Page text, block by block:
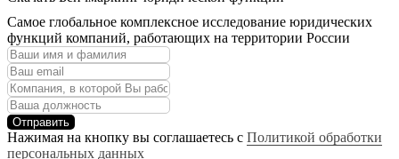
Самое глобальное комплексное исследование юридических
функций компаний, работающих на территории России
Отправить
Нажимая на кнопку вы соглашаетесь с Политикой обработки
персональных данных